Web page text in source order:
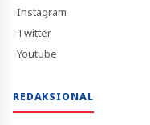
Instagram
Twitter
Youtube
REDAKSIONAL